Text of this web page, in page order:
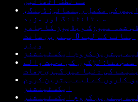
کی مکمل رہنمائی: ڈبنگ،
سب ٹائٹلنگ اور مزید
شدہ میوزک ویڈیوز کا جادو
اور اپنی ویڈیوز بنانے کے لیے 8 بہترین سافٹ
ویئر
بہترین کروم ایکسٹینشنز
سمجھنا: لڑکوں کی محبت والے
کی دنیا میں گہری جھات
کاروں کے لیے بہترین کروم
ایکسٹینشنز
بہترین کروم ایکسٹینشنز